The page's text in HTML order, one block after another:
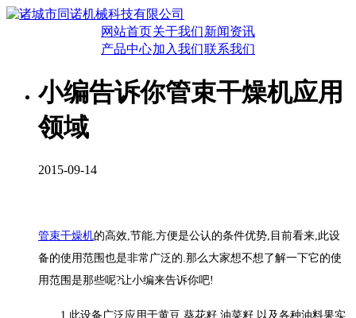
网站首页关于我们新闻资讯
产品中心加入我们联系我们
小编告诉你管束干燥机应用
领域
2015-09-14
管束干燥机的高效,节能,方便是公认的条件优势,目前看来,此设
备的使用范围也是非常广泛的.那么大家想不想了解一下它的使
用范围是那些呢?让小编来告诉你吧!
1.此设备广泛应用于黄豆,葵花籽,油菜籽,以及各种油料果实